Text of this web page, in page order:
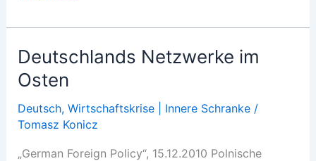
»verbrannten
Deutschlands Netzwerke im
Osten
Deutsch, Wirtschaftskrise | Innere Schranke/
Tomasz Konicz
„German Foreign Policy“, 15.12.2010 Polnische